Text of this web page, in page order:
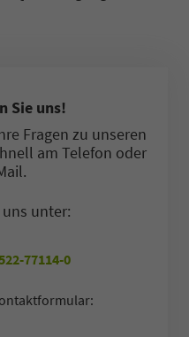
Sie uns!
Fragen zu unseren
am Telefon oder
unter:
77114-0